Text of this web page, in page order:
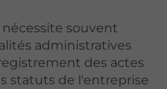
souvent
administratives
des actes
statuts de l'entreprise